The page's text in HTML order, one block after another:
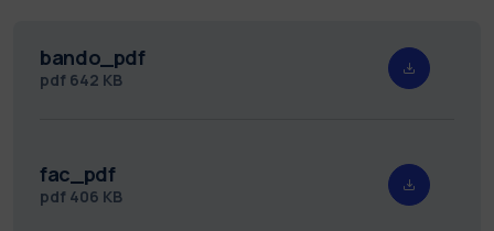
bando_pdf
pdf 642 KB
fac_pdf
pdf 406 KB